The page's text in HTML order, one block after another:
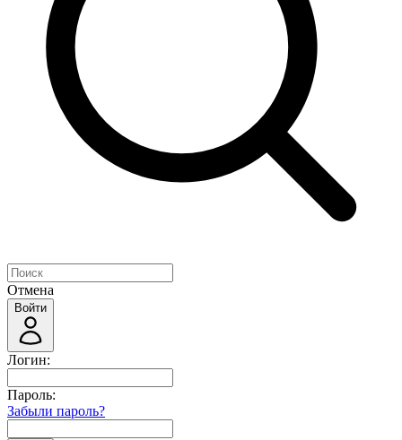
Отмена
Войти
Логин:
Пароль:
Забыли пароль?